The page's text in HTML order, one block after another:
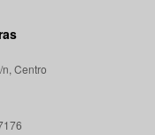
Centro